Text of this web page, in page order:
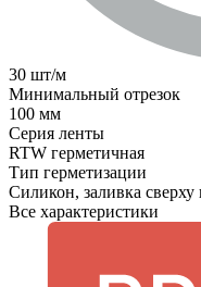
30 шт/м
Минимальный отрезок
100 мм
Серия ленты
RTW герметичная
Тип герметизации
Силикон, заливка сверху
Все характеристики